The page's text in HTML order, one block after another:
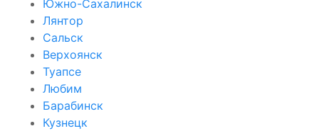
Южно-Сахалинск
Лянтор
Сальск
Верхоянск
Туапсе
Любим
Барабинск
Кузнецк